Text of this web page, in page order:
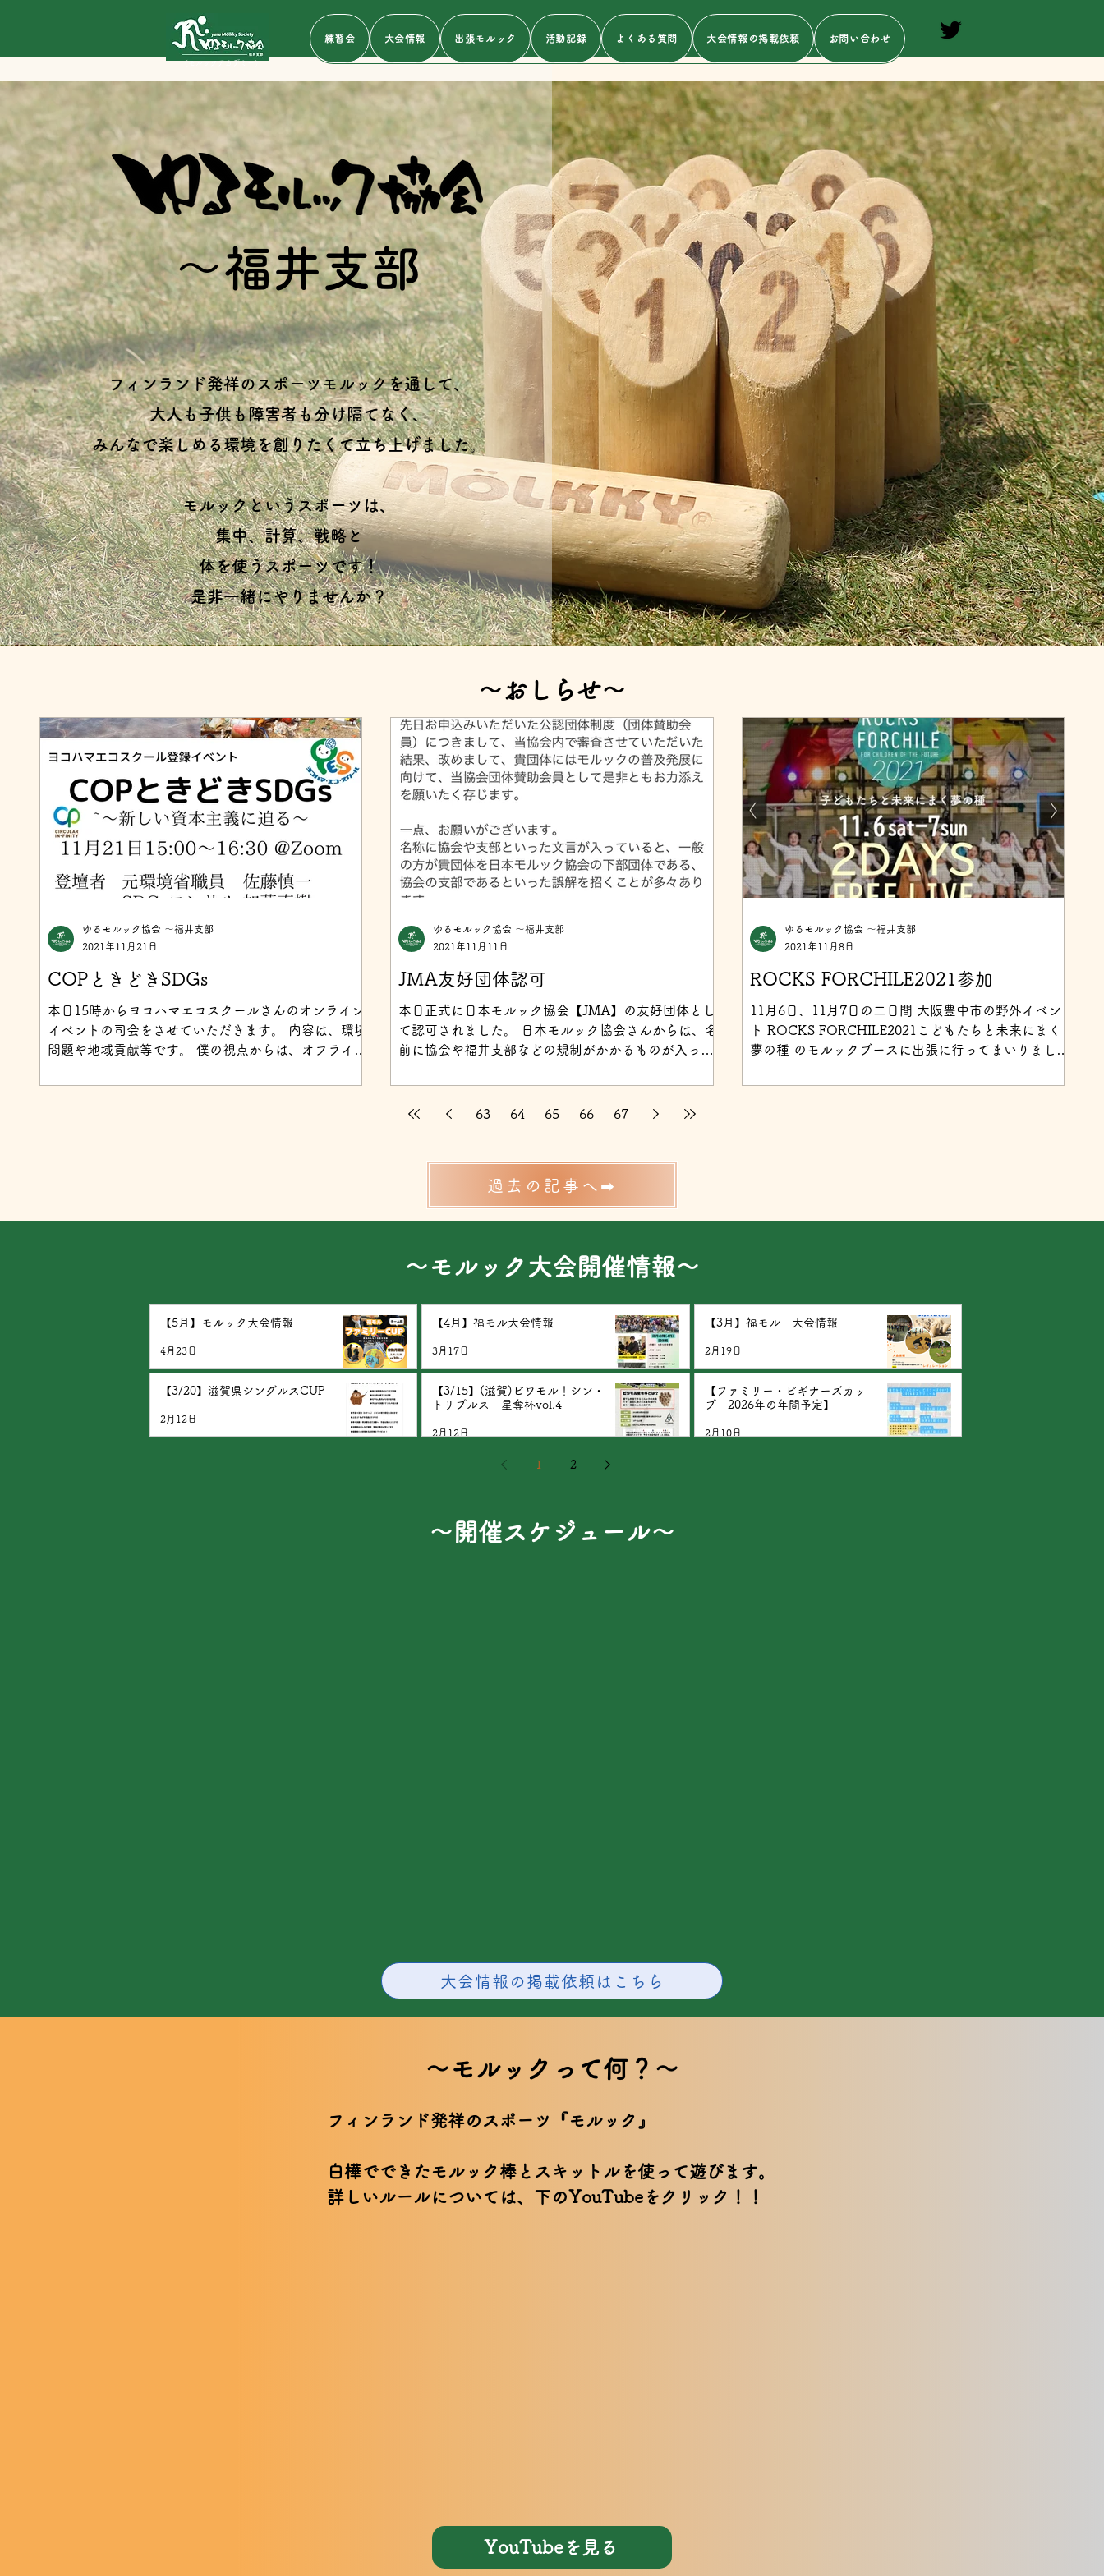
​（モルックアカデミー）
練習会 大会情報 出張モルック 活動記録 よくある質問 大会情報の掲載依頼 お問い合わせ
～福井支部
フィンランド発祥のスポーツモルックを通して、
大人も子供も障害者も分け隔てなく、
みんなで楽しめる環境を創りたくて立ち上げました。
モルックというスポーツは、
集中、計算、戦略と
体を使うスポーツです！
是非一緒にやりませんか？
​～おしらせ～
COPときどきSDGs
本日15時からヨコハマエコスクールさんのオンライン
イベントの司会をさせていただきます。 内容は、環境
問題や地域貢献等です。 僕の視点からは、オフライン
うと思います。 参加費は無料です。 興味のある方は
ゆるモルック協会 〜福井支部
2021年11月21日
JMA友好団体認可
本日正式に日本モルック協会【JMA】の友好団体とし
て認可されました。 日本モルック協会さんからは、名
前に協会や福井支部などの規制がかかるものが入って
るご連絡が来ており、活動を認めてもらい大変光栄で
した。...
ゆるモルック協会 〜福井支部
2021年11月11日
ROCKS FORCHILE2021参加
11月6日、11月7日の二日間 大阪豊中市の野外イベン
ト ROCKS FORCHILE2021こどもたちと未来にまく
夢の種 のモルックブースに出張に行ってまいりまし
ベントで、モルックブースのボランティアも10人以上
ゆるモルック協会 〜福井支部
2021年11月8日
63 64 65 66 67
過去の記事へ➡
​～モルック大会開催情報～
【5月】モルック大会情報
4月23日
【4月】福モル大会情報
3月17日
【3月】福モル 大会情報
2月19日
【3/20】滋賀県シングルスCUP
2月12日
【3/15】(滋賀)ビワモル！シン・
トリプルス 星奪杯vol.4
2月12日
【ファミリー・ビギナーズカッ
プ 2026年の年間予定】
2月10日
1 2
大会情報の掲載依頼はこちら
​～開催スケジュール～
​～モルックって何？～
フィンランド発祥のスポーツ『モルック』
白樺でできたモルック棒とスキットルを使って遊びます。
詳しいルールについては、下のYouTubeをクリック！！
YouTubeを見る